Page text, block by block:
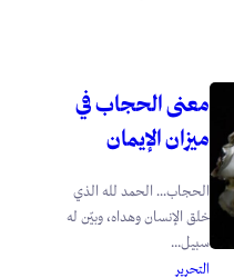
معنى الحجاب في
ميزان الإيمان
الحجاب… الحمد لله الذي
خلق الإنسان وهداه، وبيّن له
سبيل...
التحرير